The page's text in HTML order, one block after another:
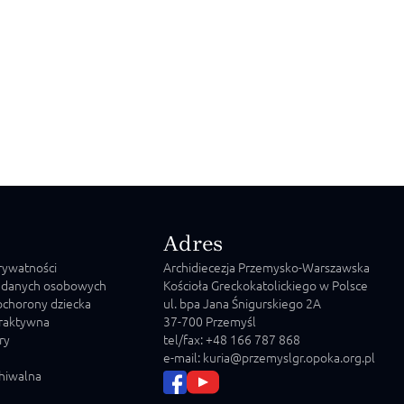
osobowych
dziecka
Adres
Archidiecezja Przemysko-Warszawska
Kościoła Greckokatolickiego w Polsce
ul. bpa Jana Śnigurskiego 2A
37-700 Przemyśl
tel/fax: +48 166 787 868
e-mail: kuria@przemyslgr.opoka.org.pl